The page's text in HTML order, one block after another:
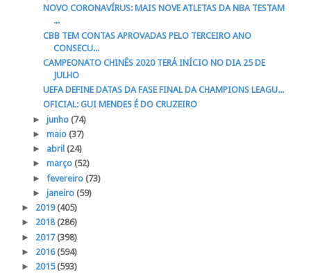
NOVO CORONAVÍRUS: MAIS NOVE ATLETAS DA NBA TESTAM
...
CBB TEM CONTAS APROVADAS PELO TERCEIRO ANO
CONSECU...
CAMPEONATO CHINÊS 2020 TERÁ INÍCIO NO DIA 25 DE
JULHO
UEFA DEFINE DATAS DA FASE FINAL DA CHAMPIONS LEAGU...
OFICIAL: GUI MENDES É DO CRUZEIRO
► junho (74)
► maio (37)
► abril (24)
► março (52)
► fevereiro (73)
► janeiro (59)
► 2019(405)
► 2018(286)
► 2017(398)
► 2016(594)
► 2015(593)